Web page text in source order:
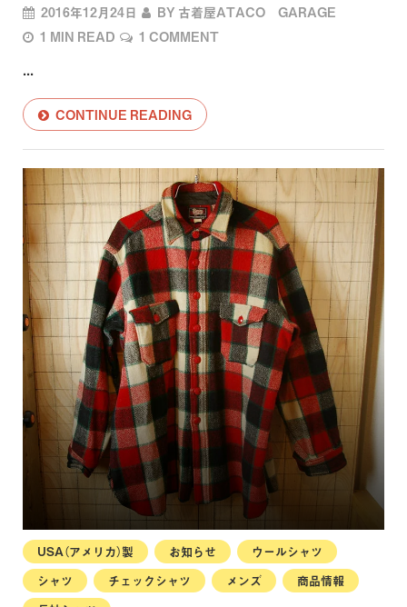
2016年12月24日 BY 古着屋ATACO GARAGE
1 MIN READ
1 COMMENT
...
CONTINUE READING
USA（アメリカ）製 お知らせ
ウールシャツ
シャツ
チェックシャツ メンズ
商品情報